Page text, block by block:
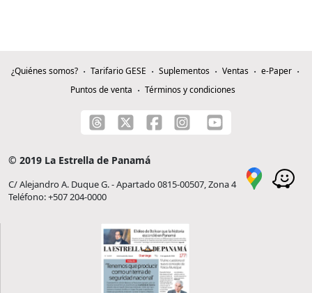
¿Quiénes somos? Tarifario GESE Suplementos Ventas
e-Paper
Puntos de venta
Términos y condiciones
© 2019 La Estrella de Panamá
C/ Alejandro A. Duque G. - Apartado 0815-00507, Zona 4
Teléfono: +507 204-0000